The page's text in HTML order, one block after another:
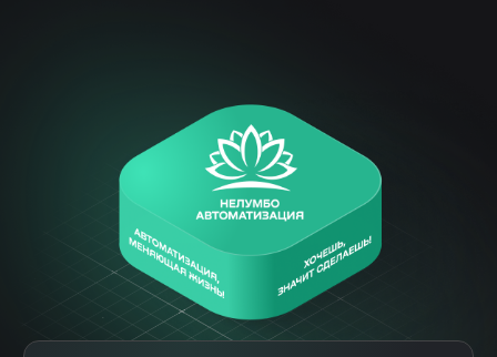
Бережливые
Автоматизация
бизнес процессов